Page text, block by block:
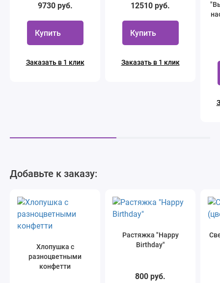
9730 руб.
Купить
Заказать в 1 клик
12510 руб.
Купить
Заказать в 1 клик
Добавьте к заказу:
Хлопушка с
разноцветными
конфетти
Растяжка "Happy
Birthday"
800 руб.